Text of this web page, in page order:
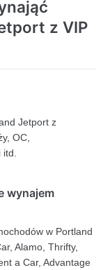
z VIP
Jetport z
OC,
wynajem
w Portland
Alamo, Thrifty,
a Car, Advantage